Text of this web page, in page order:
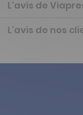
L'avis de
L'avis de nos